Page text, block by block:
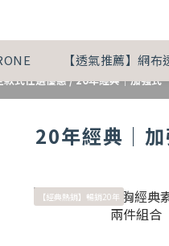
【透氣推薦】網布
款式任選優惠/20年經典｜加強式
20年經典｜
【經典熱銷】暢銷20年